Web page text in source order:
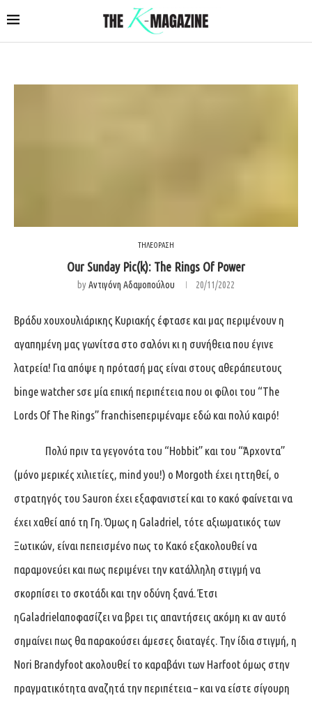
ΤΗΛΕΟΡΑΣΗ
Our Sunday Pic(k): The Rings Of Power
byΑντιγόνη Αδαμοπούλου 20/11/2022
Βράδυ χουχουλιάρικης Κυριακής έφτασε και μας περιμένουν η
αγαπημένη μας γωνίτσα στο σαλόνι κι η συνήθεια που έγινε
λατρεία! Για απόψε η πρότασή μας είναι στους αθεράπευτους
binge watcher sσε μία επική περιπέτεια που οι φίλοι του “The
Lords Of The Rings” franchiseπεριμέναμε εδώ και πολύ καιρό!
Πολύ πριν τα γεγονότα του “Hobbit” και του “Άρχοντα”
(μόνο μερικές χιλιετίες, mind you!) ο Morgoth έχει ηττηθεί, ο
στρατηγός του Sauron έχει εξαφανιστεί και το κακό φαίνεται να
έχει χαθεί από τη Γη. Όμως η Galadriel, τότε αξιωματικός των
Ξωτικών, είναι πεπεισμένο πως το Κακό εξακολουθεί να
παραμονεύει και πως περιμένει την κατάλληλη στιγμή να
σκορπίσει το σκοτάδι και την οδύνη ξανά. Έτσι
ηGaladrielαποφασίζει να βρει τις απαντήσεις ακόμη κι αν αυτό
σημαίνει πως θα παρακούσει άμεσες διαταγές. Την ίδια στιγμή, η
Nori Brandyfoot ακολουθεί το καραβάνι των Harfoot όμως στην
πραγματικότητα αναζητά την περιπέτεια – και να είστε σίγουρη